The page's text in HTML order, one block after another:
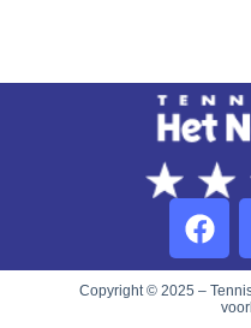
Copyright © 2025 –